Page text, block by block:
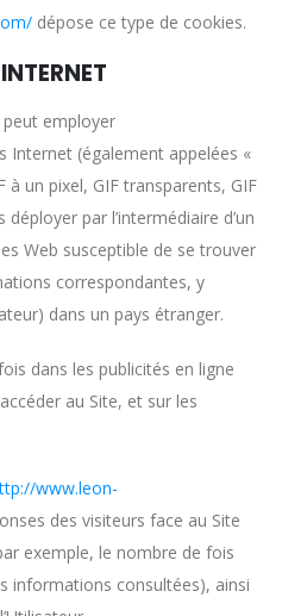
dépose ce type de cookies.
peut employer
Internet (également appelées «
à un pixel, GIF transparents, GIF
par l’intermédiaire d’un
Web susceptible de se trouver
correspondantes, y
dans un pays étranger.
dans les publicités en ligne
au Site, et sur les
www.leon-
des visiteurs face au Site
exemple, le nombre de fois
informations consultées), ainsi